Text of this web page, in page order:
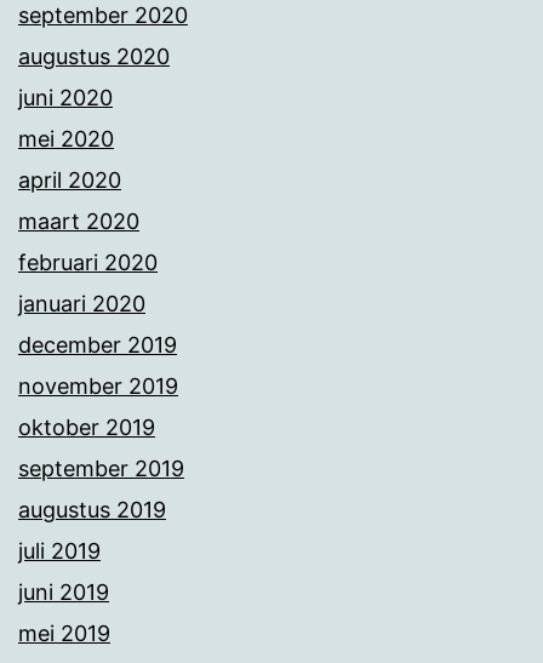
september 2020
augustus 2020
juni 2020
mei 2020
april 2020
maart 2020
februari 2020
januari 2020
december 2019
november 2019
oktober 2019
september 2019
augustus 2019
juli 2019
juni 2019
mei 2019